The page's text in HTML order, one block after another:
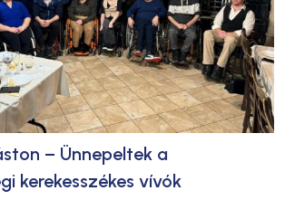
– Ünnepeltek a
kerekesszékes vívók